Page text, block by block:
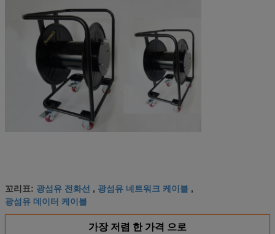
꼬리표: 광섬유 전화선 , 광섬유 네트워크 케이블 ,
광섬유 데이터 케이블
가장 저렴 한 가격 으로